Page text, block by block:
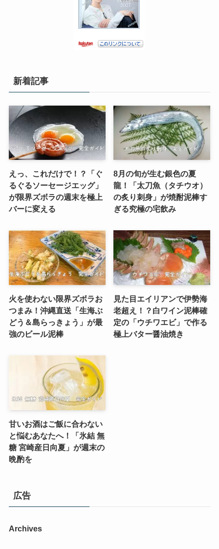
新着記事
えっ、これだけで！？「ぐ
るぐるソーセージエッグ」
が限界ズボラの週末を極上
バーに変える
8月の旬が生む銀色の夏
龍！「太刀魚（タチウオ）
の炙り刺身」が焼酎泥棒す
ぎる究極の宅飲み
火を使わない限界ズボラお
つまみ！沖縄直送「生海ぶ
どう＆島らっきょう」が最
強のビール泥棒
見た目エイリアンで伊勢海
老超え！？白ワイン泥棒確
定の「ウチワエビ」で作る
極上バター醤油焼き
甘いお酒はご飯に合わない
と悩むあなたへ！「氷結 無
糖 宮崎産日向夏」が週末の
晩酌を
広告
Archives